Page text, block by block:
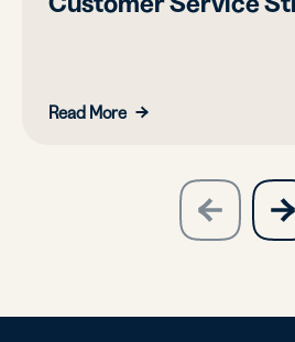
Read More
previous
slide
next
slide